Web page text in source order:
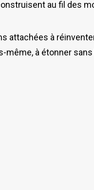
au fil des
attachées à
même, à étonner sans